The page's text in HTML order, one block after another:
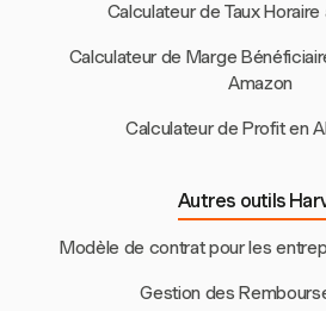
Calculateur de Taux Horaire
Calculateur de Marge
Amazon
Calculateur de Profit en
Autres outils
Modèle de contrat pour les
Gestion des